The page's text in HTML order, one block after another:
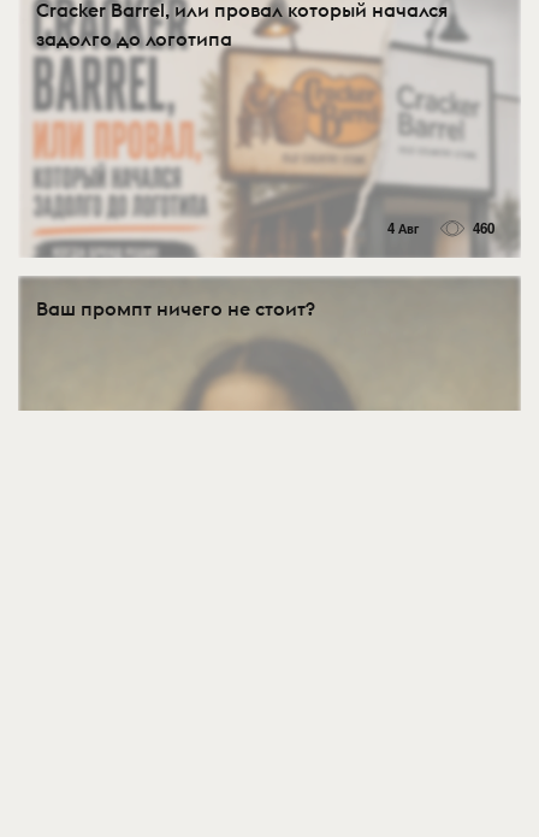
Cracker Barrel, или провал который начался
задолго до логотипа
4 Авг 460
Ваш промпт ничего не стоит?